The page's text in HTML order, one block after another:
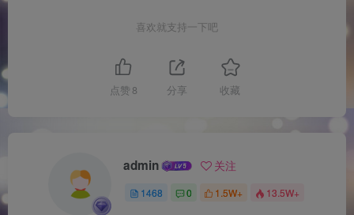
喜欢就支持一下吧
点赞 8 分享 收藏
admin 关注
1468 0 1.5W+ 13.5W+